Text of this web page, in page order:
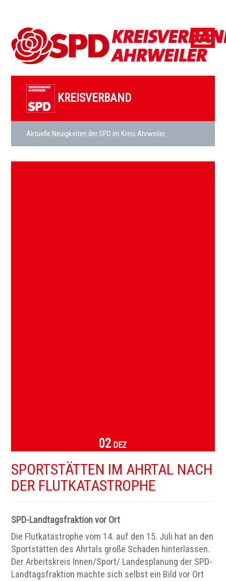
KREISVERBAND
Aktuelle Neuigkeiten der SPD im Kreis Ahrweiler.
02 DEZ
SPORTSTÄTTEN IM AHRTAL NACH
DER FLUTKATASTROPHE
SPD-Landtagsfraktion vor Ort
Die Flutkatastrophe vom 14. auf den 15. Juli hat an den
Sportstätten des Ahrtals große Schäden hinterlassen.
Der Arbeitskreis Innen/Sport/ Landesplanung der SPD-
Landtagsfraktion machte sich selbst ein Bild vor Ort